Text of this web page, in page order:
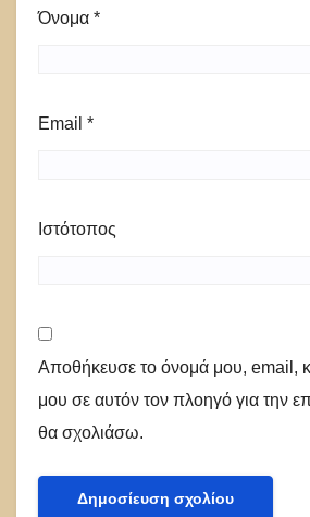
Όνομα *
Email *
Ιστότοπος
Αποθήκευσε το όνομά μου, email,
μου σε αυτόν τον πλοηγό για την
θα σχολιάσω.